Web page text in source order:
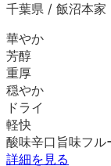
千葉県 / 飯沼本家
華やか
芳醇
重厚
穏やか
ドライ
軽快
酸味辛口 旨味フル
詳細を見る